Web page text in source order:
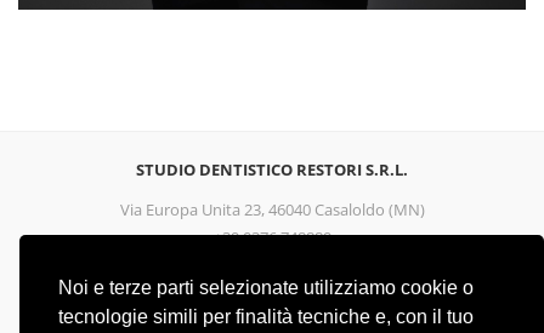
Noi e terze parti selezionate utilizziamo cookie o
tecnologie simili per finalità tecniche e, con il tuo
STUDIO DENTISTICO RESTORI S.R.L.
Via Europa Unita 23, 46040 Casaloldo (MN)
+39 0376 748889
STUDIO DENTISTICO RESTORI S.R.L.